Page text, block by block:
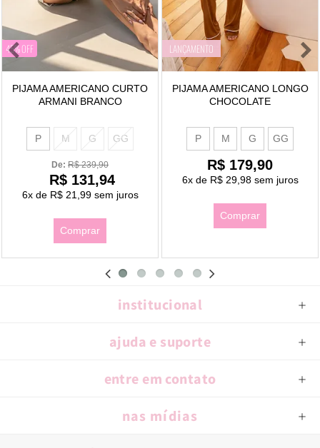
45% OFF
PIJAMA AMERICANO CURTO
ARMANI BRANCO
P M G GG
De: R$ 239,90
R$ 131,94
6xde R$ 21,99sem juros
Comprar
LANÇAMENTO
PIJAMA AMERICANO LONGO
CHOCOLATE
P M G GG
R$ 179,90
6xde R$ 29,98sem juros
Comprar
institucional
ajuda e suporte
entre em contato
nas mídias